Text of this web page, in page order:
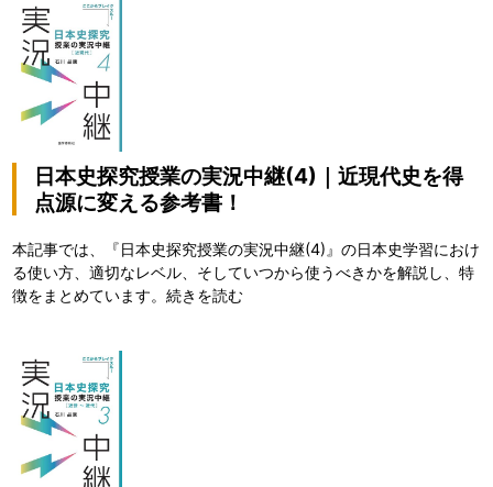
日本史探究授業の実況中継(4)｜近現代史を得
点源に変える参考書！
本記事では、『日本史探究授業の実況中継(4)』の日本史学習におけ
る使い方、適切なレベル、そしていつから使うべきかを解説し、特
徴をまとめています。続きを読む